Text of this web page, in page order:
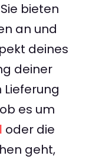
bieten
an und
deines
deiner
Lieferung
es um
oder die
geht,